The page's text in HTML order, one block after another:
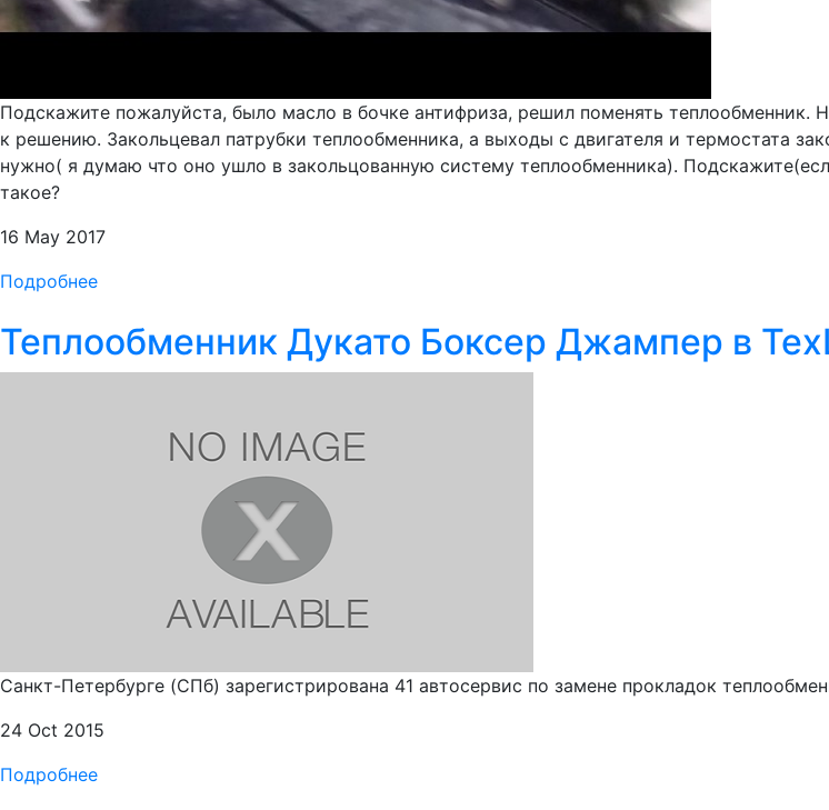
Подскажите пожалуйста, было масло в бочке антифриза, решил поменять теплообменник.
к решению. Закольцевал патрубки теплообменника, а выходы с двигателя и термостата
нужно( я думаю что оно ушло в закольцованную систему теплообменника).
такое?
16 May 2017
Подробнее
Теплообменник Дукато Боксер Джампер в
Санкт-Петербурге (СПб) зарегистрирована 41 автосервис по замене прокладок
24 Oct 2015
Подробнее